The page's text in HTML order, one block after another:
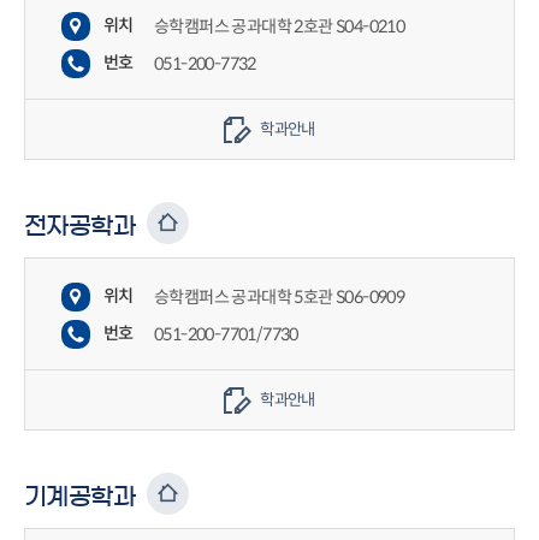
위치
승학캠퍼스 공과대학 2호관 S04-0210
번호
051-200-7732
학과안내
전자공학과
위치
승학캠퍼스 공과대학 5호관 S06-0909
번호
051-200-7701/7730
학과안내
기계공학과